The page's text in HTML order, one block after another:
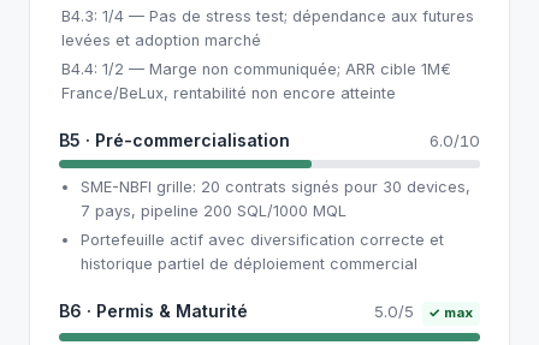
B4.3: 1/4 — Pas de stress test; dépendance aux futures
levées et adoption marché
B4.4: 1/2 — Marge non communiquée; ARR cible 1M€
France/BeLux, rentabilité non encore atteinte
B5 · Pré-commercialisation 6.0/10
SME-NBFI grille: 20 contrats signés pour 30 devices,
7 pays, pipeline 200 SQL/1000 MQL
Portefeuille actif avec diversification correcte et
historique partiel de déploiement commercial
B6 · Permis & Maturité 5.0/5 ✓ max